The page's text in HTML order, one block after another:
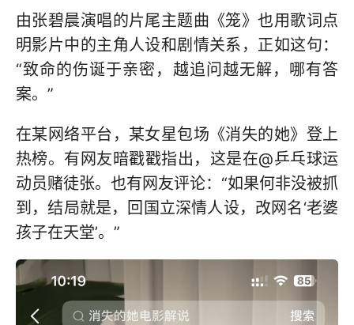
由张碧晨演唱的片尾主题曲《笼》也用歌词点
明影片中的主角人设和剧情关系，正如这句：
“致命的伤诞于亲密，越追问越无解，哪有答
案。”
在某网络平台，某女星包场《消失的她》登上
热榜。有网友暗戳戳指出，这是在@乒乓球运
动员赌徒张。也有网友评论：“如果何非没被抓
到，结局就是，回国立深情人设，改网名‘老婆
孩子在天堂’。”